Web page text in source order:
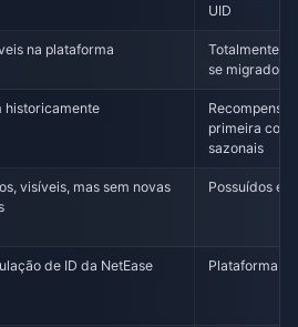
UID
na plataforma
Totalmente
se migrados
historicamente
primeira
sazonais
visíveis, mas sem novas
Possuídos e
de ID da NetEase Plataforma